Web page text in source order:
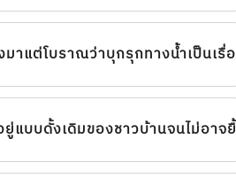
าแต่โบราณว่าบุกรุกทางน้ำเป็นเรื่
แบบดั้งเดิมของชาวบ้านจนไม่อาจ